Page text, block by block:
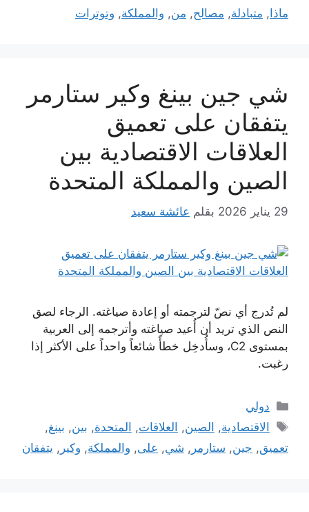
ماذا , متبادلة, مصالح, من, والمملكة, وتوترات
شي جين بينغ وكير ستارمر
يتفقان على تعميق
العلاقات الاقتصادية بين
الصين والمملكة المتحدة
29 يناير 2026 بقلم عائشة سعيد
لم تُدرج أي نصّ لترجمته أو إعادة صياغته. الرجاء لصق
النص الذي تريد أن أُعيد صياغته وأترجمه إلى العربية
بمستوى C2، وسأُدخِل خطأً شائعاً واحداً على الأكثر إذا
رغبت.
التصنيفات
دولي
الوسوم
الاقتصادية, الصين, العلاقات, المتحدة, بين, بينغ,
تعميق, جين, ستارمر , شي, على, والمملكة, وكير , يتفقان